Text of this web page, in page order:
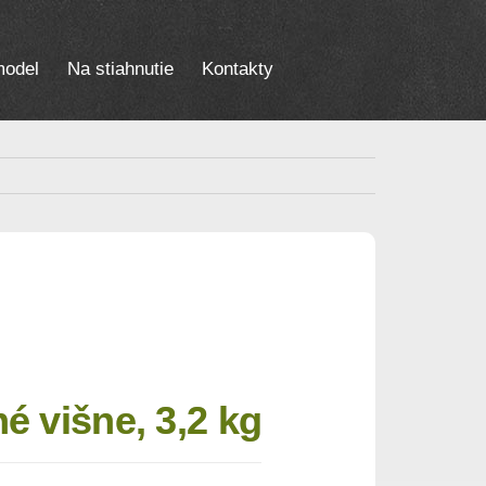
Na stiahnutie Kontakty
višne, 3,2 kg